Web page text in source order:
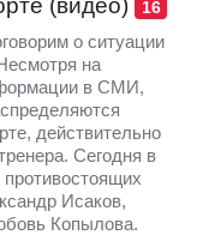
16
о ситуации
на
в СМИ,
действительно
Сегодня в
Исаков,
Копылова.